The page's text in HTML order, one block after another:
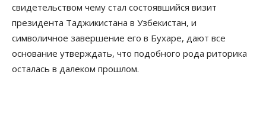
свидетельством чему стал состоявшийся визит
президента Таджикистана в Узбекистан, и
символичное завершение его в Бухаре, дают все
основание утверждать, что подобного рода риторика
осталась в далеком прошлом.